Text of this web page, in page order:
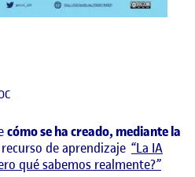
cómo se ha creado, mediante la
de aprendizaje “La IA
qué sabemos realmente?”